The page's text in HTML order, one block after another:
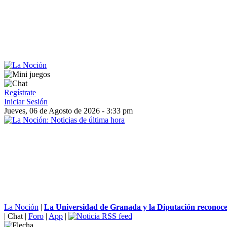
Regístrate
Iniciar Sesión
Jueves, 06 de Agosto de 2026 - 3:33 pm
La Noción | La Universidad de Granada y la Diputación
| Chat | Foro | App |